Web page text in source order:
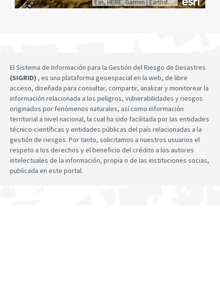
Esri, HERE, Garmin | Earthstar Geographics
El Sistema de Información para la Gestión del Riesgo de Desastres
(SIGRID) , es una plataforma geoespacial en la web, de libre
acceso, diseñada para consultar, compartir, analizar y monitorear la
información relacionada a los peligros, vulnerabilidades y riesgos
originados por fenómenos naturales, así como información
territorial a nivel nacional, la cual ha sido facilitada por las entidades
técnico-científicas y entidades públicas del país relacionadas a la
gestión de riesgos. Por tanto, solicitamos a nuestros usuarios el
respeto a los derechos y el beneficio del crédito a los autores
intelectuales de la información, propia o de las instituciones socias,
publicada en este portal.